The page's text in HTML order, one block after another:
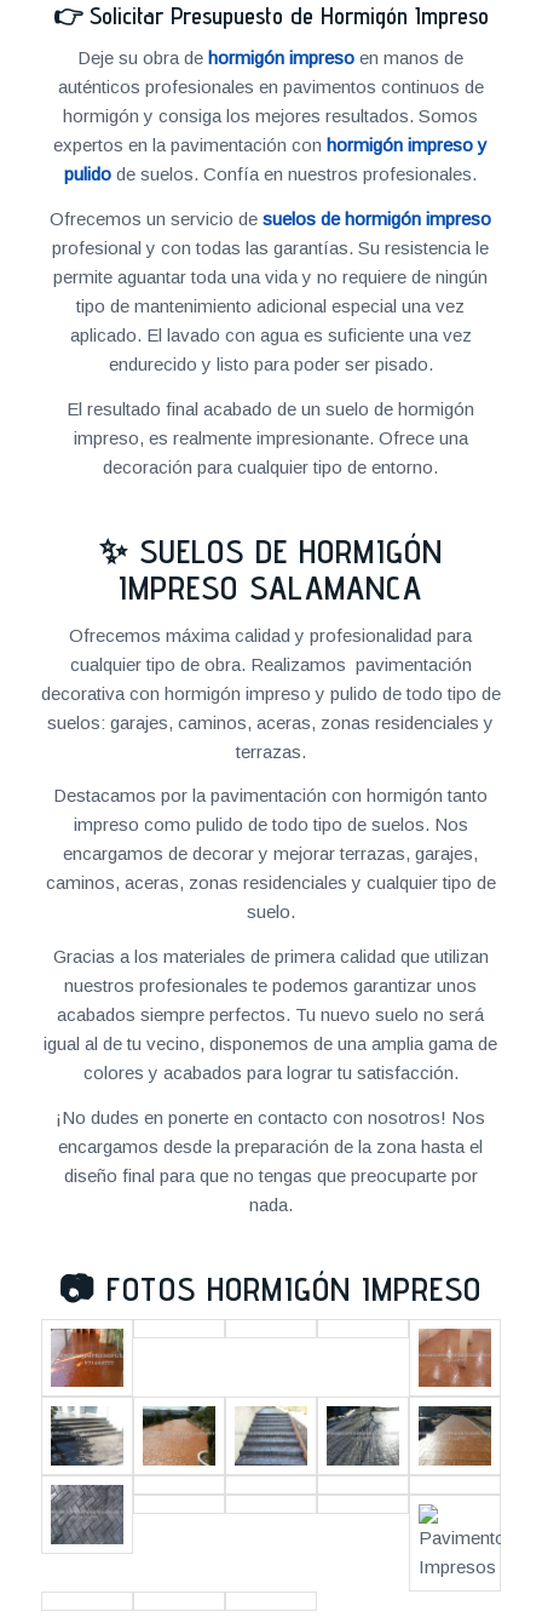
👉 Solicitar Presupuesto de Hormigón Impreso
Deje su obra dehormigón impreso en manos de
auténticos profesionales en pavimentos continuos de
hormigón y consiga los mejores resultados. Somos
expertos en la pavimentación conhormigón impreso y
pulido de suelos. Confía en nuestros profesionales.
Ofrecemos un servicio desuelos de hormigón impreso
profesional y con todas las garantías. Su resistencia le
permite aguantar toda una vida y no requiere de ningún
tipo de mantenimiento adicional especial una vez
aplicado. El lavado con agua es suficiente una vez
endurecido y listo para poder ser pisado.
El resultado final acabado de un suelo de hormigón
impreso, es realmente impresionante. Ofrece una
decoración para cualquier tipo de entorno.
✨ SUELOS DE HORMIGÓN
IMPRESO SALAMANCA
Ofrecemos máxima calidad y profesionalidad para
cualquier tipo de obra. Realizamos pavimentación
decorativa con hormigón impreso y pulido de todo tipo de
suelos: garajes, caminos, aceras, zonas residenciales y
terrazas.
Destacamos por la pavimentación con hormigón tanto
impreso como pulido de todo tipo de suelos. Nos
encargamos de decorar y mejorar terrazas, garajes,
caminos, aceras, zonas residenciales y cualquier tipo de
suelo.
Gracias a los materiales de primera calidad que utilizan
nuestros profesionales te podemos garantizar unos
acabados siempre perfectos. Tu nuevo suelo no será
igual al de tu vecino, disponemos de una amplia gama de
colores y acabados para lograr tu satisfacción.
¡No dudes en ponerte en contacto con nosotros! Nos
encargamos desde la preparación de la zona hasta el
diseño final para que no tengas que preocuparte por
nada.
📷 FOTOS HORMIGÓN IMPRESO